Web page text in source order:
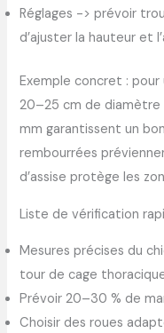
Réglages -> prévoir
d’ajuster la hauteur et
Exemple concret : pour
20–25 cm de diamètre
mm garantissent un
rembourrées
d’assise protège les
Liste de vérification
Mesures précises du
tour de cage
Prévoir 20–30 % de
Choisir des roues